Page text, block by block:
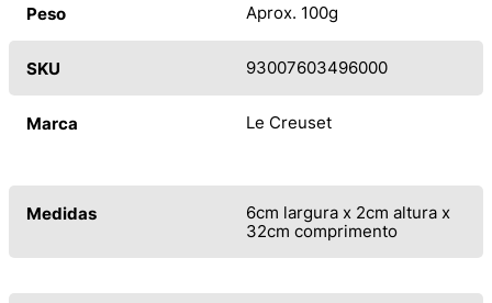
Peso Aprox. 100g
SKU 93007603496000
Marca Le Creuset
Medidas
6cm largura x 2cm altura x
32cm comprimento